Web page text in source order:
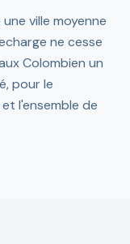
ville moyenne
ne cesse
Colombien un
pour le
l'ensemble de